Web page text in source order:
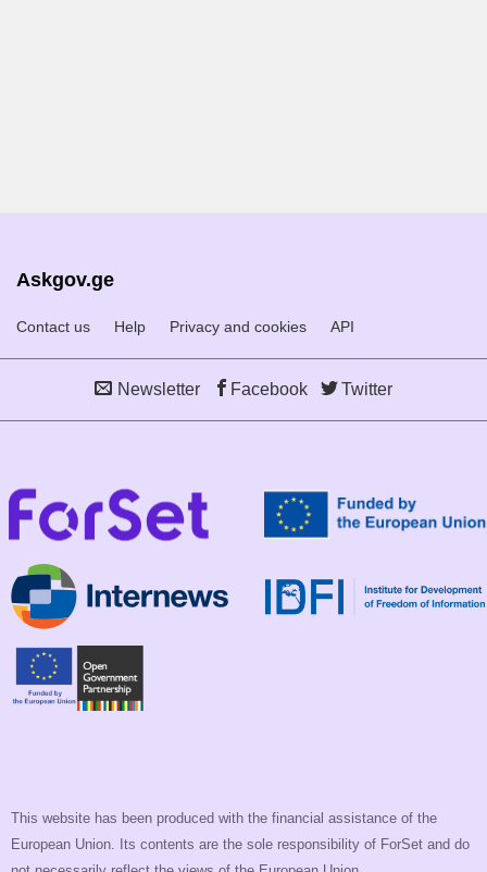
Askgov.ge
Contact us Help Privacy and cookies API
Newsletter Facebook Twitter
This website has been produced with the financial assistance of the
European Union. Its contents are the sole responsibility of ForSet and do